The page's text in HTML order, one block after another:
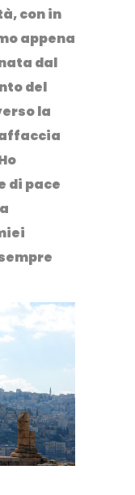
con in
appena
dal
del
la
di pace